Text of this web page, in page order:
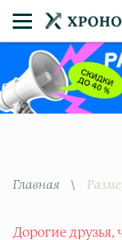
Главная \
Дорогие друзья,